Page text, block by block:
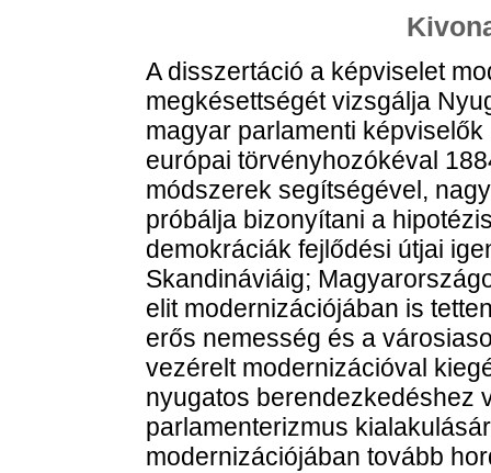
A disszertáció a képviselet
megkésettségét vizsgálja
magyar parlamenti
európai törvényhozókéval
módszerek segítségével,
próbálja bizonyítani a
demokráciák fejlődési útjai
Skandináviáig;
elit modernizációjában is
erős nemesség és a
vezérelt modernizációval
nyugatos berendezkedéshez
parlamenterizmus
modernizációjában tovább